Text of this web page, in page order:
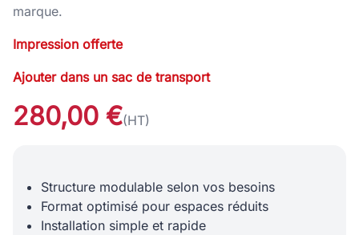
marque.
Impression offerte
Ajouter dans un sac de transport
280,00 €(HT)
Structure modulable selon vos besoins
Format optimisé pour espaces réduits
Installation simple et rapide